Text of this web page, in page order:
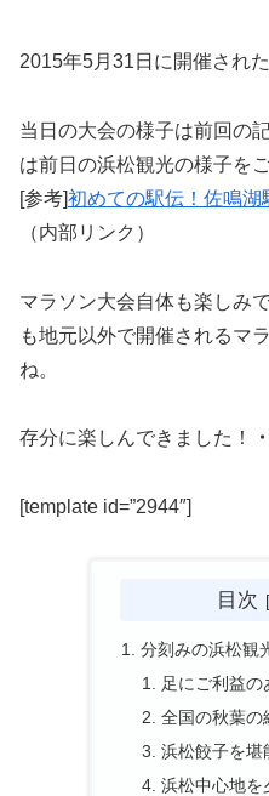
2015年5月31日に開催され
当日の大会の様子は前回の
は前日の浜松観光の様子を
[参考]初めての駅伝！佐鳴湖
（内部リンク）
マラソン大会自体も楽しみ
も地元以外で開催されるマ
ね。
存分に楽しんできました！
[template id=”2944″]
目次
分刻みの浜松観
足にご利益の
全国の秋葉の
浜松餃子を堪
浜松中心地を